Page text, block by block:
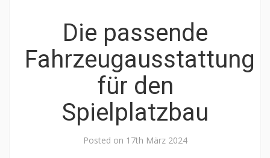
Die passende
Fahrzeugausstattung
für den
Spielplatzbau
Posted on 17th März 2024